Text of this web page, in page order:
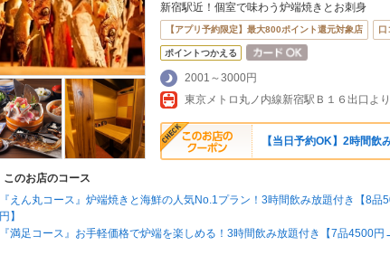
新宿駅近！個室で味わう炉端焼きとお刺身
【アプリ予約限定】最大800ポイント還元対象店 口
ポイントつかえる
2001～3000円
東京メトロ丸ノ内線新宿駅Ｂ１６出口よ
【当日予約OK】2時間
このお店のコース
『えん丸コース』炉端焼きと海鮮の人気No.1プラン！3時間飲み放題付き【8
円】
『満足コース』お手軽価格で炉端を楽しめる！3時間飲み放題付き【7品4500円